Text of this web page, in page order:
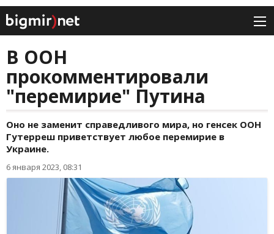
В ООН
прокомментировали
"перемирие" Путина
Оно не заменит справедливого мира, но генсек ООН
Гутерреш приветствует любое перемирие в
Украине.
6 января 2023, 08:31